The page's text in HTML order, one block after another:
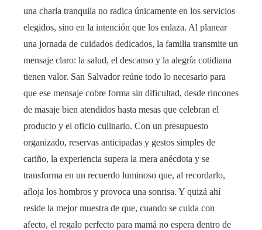
una charla tranquila no radica únicamente en los servicios
elegidos, sino en la intención que los enlaza. Al planear
una jornada de cuidados dedicados, la familia transmite un
mensaje claro: la salud, el descanso y la alegría cotidiana
tienen valor. San Salvador reúne todo lo necesario para
que ese mensaje cobre forma sin dificultad, desde rincones
de masaje bien atendidos hasta mesas que celebran el
producto y el oficio culinario. Con un presupuesto
organizado, reservas anticipadas y gestos simples de
cariño, la experiencia supera la mera anécdota y se
transforma en un recuerdo luminoso que, al recordarlo,
afloja los hombros y provoca una sonrisa. Y quizá ahí
reside la mejor muestra de que, cuando se cuida con
afecto, el regalo perfecto para mamá no espera dentro de